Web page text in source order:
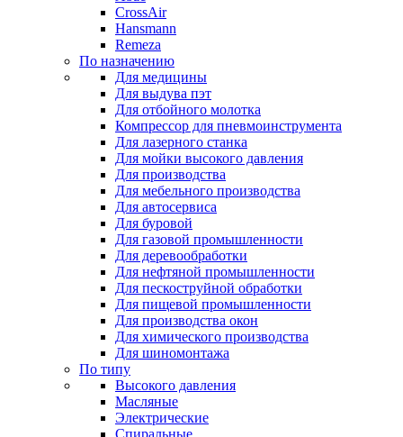
CrossAir
Hansmann
Remeza
По назначению
Для медицины
Для выдува пэт
Для отбойного молотка
Компрессор для пневмоинструмента
Для лазерного станка
Для мойки высокого давления
Для производства
Для мебельного производства
Для автосервиса
Для буровой
Для газовой промышленности
Для деревообработки
Для нефтяной промышленности
Для пескоструйной обработки
Для пищевой промышленности
Для производства окон
Для химического производства
Для шиномонтажа
По типу
Высокого давления
Масляные
Электрические
Спиральные